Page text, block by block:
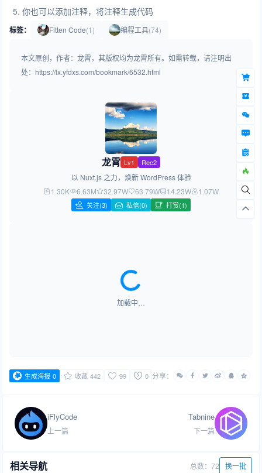
你也可以添加注释，将注释生成代码
标签： Fitten Code(1) 编程工具(74)
本文原创，作者：龙霄，其版权均为龙霄所有。如需转载，请注明出
处：https://lx.yfdxs.com/bookmark/6532.html
龙霄 Lv1 Rec2
以 Nuxt.js 之力，焕新 WordPress 体验
1.30K
6.63M 32.97W 63.79W 14.23W 1.07W
关注(3) 私信(0) 打赏(1)
加载中…
生成海报 0 收藏 442 99 0 分享：
iFlyCode
上一篇
Tabnine
下一篇
相关导航 总数：72 换一批